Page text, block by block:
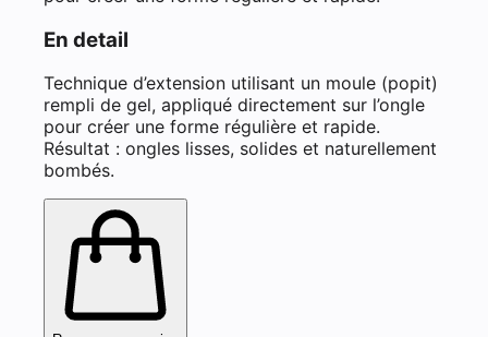
En detail
Technique d’extension utilisant un moule (popit)
rempli de gel, appliqué directement sur l’ongle
pour créer une forme régulière et rapide.
Résultat : ongles lisses, solides et naturellement
bombés.